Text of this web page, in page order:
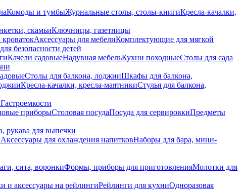
Комоды и тумбыЖурнальные столы, столы-книгиКресла-качалки,
скамьиКлючницы, газетницы
Аксессуары для мебелиКомплектующие для мягкой
безопасности детей
Качели садовыеНадувная мебельКухни походныеСтолы для сада
Столы для балкона, лоджииШкафы для балкона,
Кресла-качалки, кресла-маятникиСтулья для балкона,
Гастроемкости
приборыСтоловая посудаПосуда для сервировкиПредметы
рукава для выпечки
Аксессуары для охлаждения напитковНаборы для бара, мини-
сита, воронкиФормы, приборы для приготовленияМолотки для
и аксессуары на рейлингиРейлинги для кухниОдноразовая